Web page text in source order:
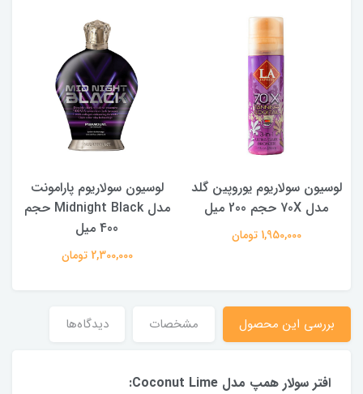
لوسیون سولاریوم یوروپین گلد
مدل 70X حجم 200 میل
1,950,000 تومان
لوسیون سولاریوم پارامونت
مدل Midnight Black حجم
400 میل
2,300,000 تومان
بررسی این محصول مشخصات دیدگاه‌ها
افتر سولار همپ مدل Coconut Lime: